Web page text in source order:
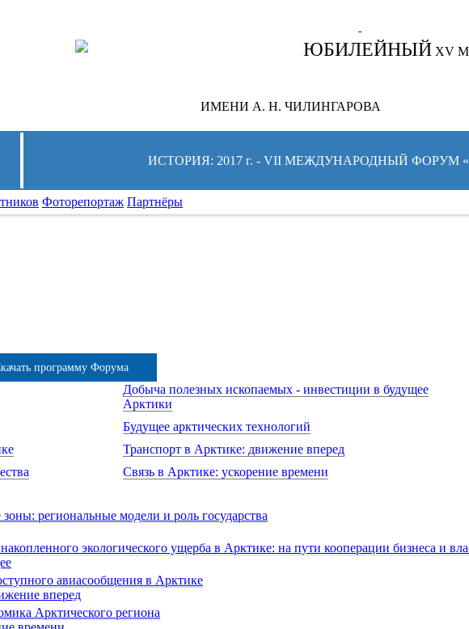
ЮБИЛЕЙНЫЙ XV
ИМЕНИ А. Н. ЧИЛИНГАРОВА
ИСТОРИЯ: 2017 г. - VII МЕЖДУНАРОДНЫЙ ФОРУМ
Фоторепортаж Партнёры
программу Форума
Добыча полезных ископаемых - инвестиции в будущее
Арктики
Будущее арктических технологий
Транспорт в Арктике: движение вперед
Связь в Арктике: ускорение времени
региональные модели и роль государства
экологического ущерба в Арктике: на пути кооперации бизнеса и
авиасообщения в Арктике
вперед
Арктического региона